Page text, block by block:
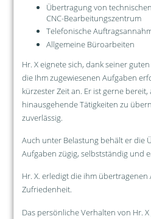
Übertragung von
CNC-Bearbeitungszentrum
Telefonische
Allgemeine Büroarbeiten
Hr. X eignete sich, dank seiner
die Ihm zugewiesenen Aufgaben
kürzester Zeit an. Er ist gerne
hinausgehende Tätigkeiten zu
zuverlässig.
Auch unter Belastung behält er die
Aufgaben zügig, selbstständig und
Hr. X. erledigt die ihm
Zufriedenheit.
Das persönliche Verhalten von Hr.